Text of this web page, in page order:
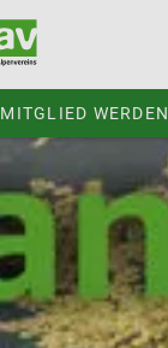
MITGLIED WERDEN